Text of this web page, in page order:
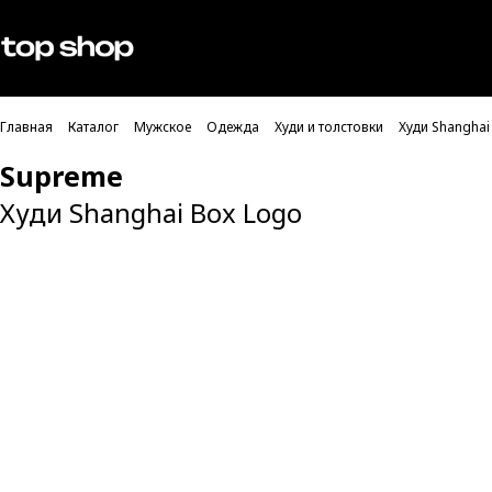
Проверка хлебных крошек
Главная Каталог Мужское Одежда Худи и толстовки Худи
Supreme
Худи Shanghai Box Logo